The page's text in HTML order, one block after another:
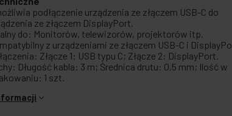
podłączenie urządzenia ze złączem USB-C do
ze złączem DisplayPort.
do: Monitorów, telewizorów, projektorów itp.
z urządzeniami ze złączem USB-C i
Złącze 1: USB typu C; Złącze 2: DisplayPort.
Długość kabla: 3 m; Średnica drutu: 0,5 mm; Ilość w
1 szt.